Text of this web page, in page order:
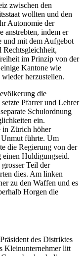
zwischen den
wollten und den
Autonomie der
anstrebten, indem er
und mit dem Aufgebot
Rechtsgleichheit,
im Prinzip von der
Kantone wie
herzustellen.
die
Pfarrer und Lehrer
Schulordnung
ein.
in Zürich höher
Unmut führte. Um
die Regierung von der
Huldigungseid.
Teil der
dies. Am linken
zu den Waffen und es
Horgen die
des Distriktes
Kleinunternehmer litt